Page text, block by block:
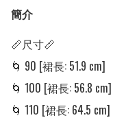
簡介
📏尺寸📏
🌀 90 [裙長: 51.9 cm]
🌀 100 [裙長: 56.8 cm]
🌀 110 [裙長: 64.5 cm]